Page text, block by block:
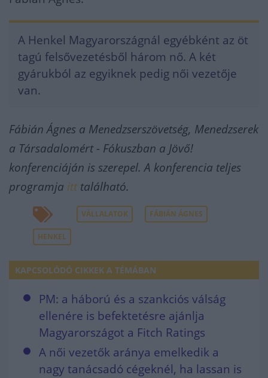
A Henkel Magyarországnál egyébként az öt
tagú felsővezetésből három nő. A két
gyárukból az egyiknek pedig női vezetője
van.
Fábián Ágnes a Menedzserszövetség, Menedzserek
a Társadalomért - Fókuszban a Jövő!
konferenciáján is szerepel.A konferencia teljes
programja itttalálható.
VÁLLALATOK FÁBIÁN ÁGNES
HENKEL
KAPCSOLÓDÓ CIKKEK A TÉMÁBAN
PM: a háború és a szankciós válság
ellenére is befektetésre ajánlja
Magyarországot a Fitch Ratings
A női vezetők aránya emelkedik a
nagy tanácsadó cégeknél, ha lassan is